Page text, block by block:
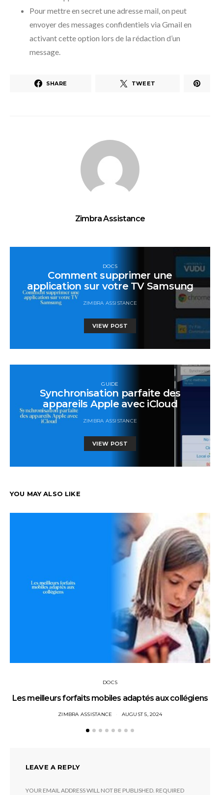
Pour mettre en secret une adresse mail, on peut
envoyer des messages confidentiels via Gmail en
activant cette option lors de la rédaction d’un
message.
SHARE TWEET
Zimbra Assistance
DOCS
Comment supprimer une
application sur votre TV Samsung
ZIMBRA ASSISTANCE
VIEW POST
GUIDE
Synchronisation parfaite des
appareils Apple avec iCloud
ZIMBRA ASSISTANCE
VIEW POST
YOU MAY ALSO LIKE
DOCS
Les meilleurs forfaits mobiles adaptés aux collégiens
ZIMBRA ASSISTANCE AUGUST 5, 2024
LEAVE A REPLY
YOUR EMAIL ADDRESS WILL NOT BE PUBLISHED. REQUIRED